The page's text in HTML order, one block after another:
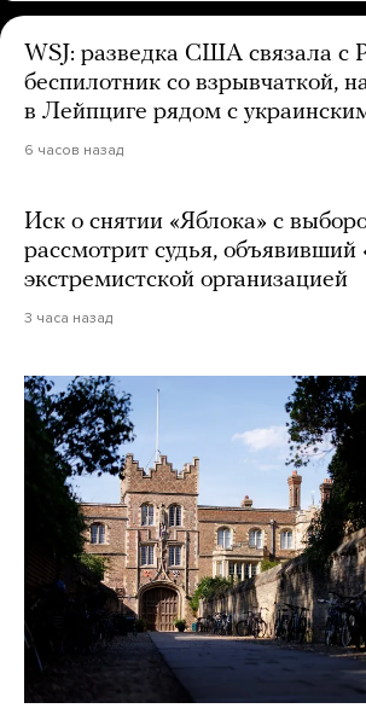
WSJ: разведка США связала с
беспилотник со взрывчаткой,
в Лейпциге рядом с
6 часов назад
Иск о снятии «Яблока» с
рассмотрит судья,
экстремистской организацией
3 часа назад